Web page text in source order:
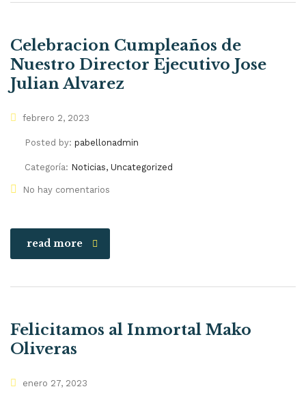
Celebracion Cumpleaños de
Nuestro Director Ejecutivo Jose
Julian Alvarez
febrero 2, 2023
Posted by: pabellonadmin
Categoría: Noticias, Uncategorized
No hay comentarios
read more
Felicitamos al Inmortal Mako
Oliveras
enero 27, 2023